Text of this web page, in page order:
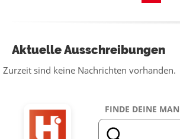
Aktuelle Ausschreibungen
Zurzeit sind keine Nachrichten vorhanden.
FINDE DEINE